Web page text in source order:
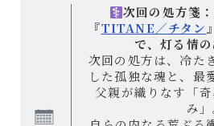
次回の処方箋
『TITANE／チタン
で、灯る情の
次回の処方は、冷た
した孤独な魂と、最
父親が織りなす「
み」